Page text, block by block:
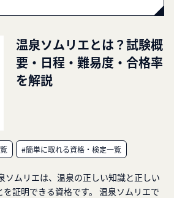
温泉ソムリエとは？試験概
要・日程・難易度・合格率
を解説
#簡単に取れる資格・検定一覧
ソムリエは、温泉の正しい知識と正しい
証明できる資格です。 温泉ソムリエで